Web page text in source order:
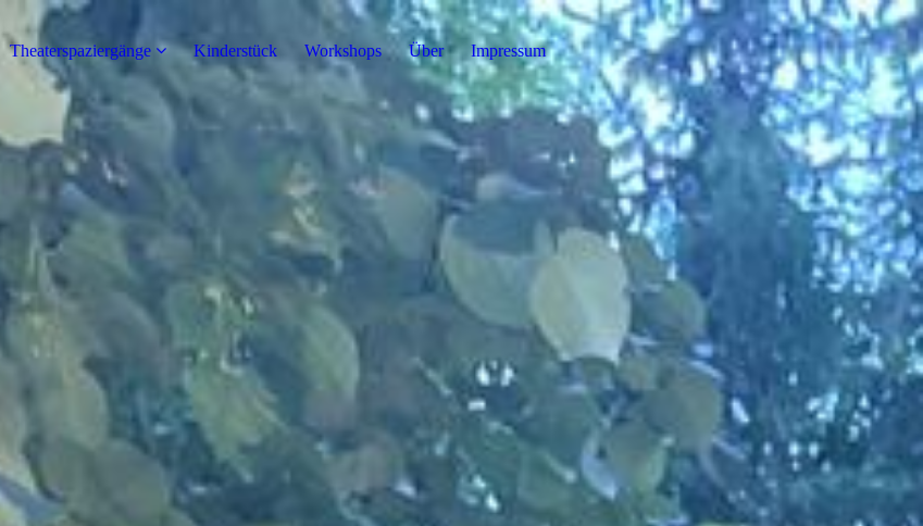
Theaterspaziergänge Kinderstück Workshops Über Impressum